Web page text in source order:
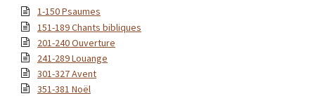
1-150 Psaumes
151-189 Chants bibliques
201-240 Ouverture
241-289 Louange
301-327 Avent
351-381 Noël